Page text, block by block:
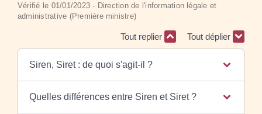
Vérifié le 01/01/2023 - Direction de l'information légale et
administrative (Première ministre)
Tout replier Tout déplier
Siren, Siret : de quoi s'agit-il ?
Quelles différences entre Siren et Siret ?